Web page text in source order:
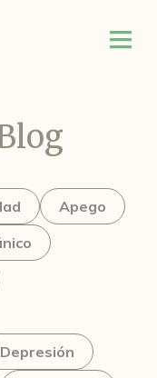
Apego
Depresión